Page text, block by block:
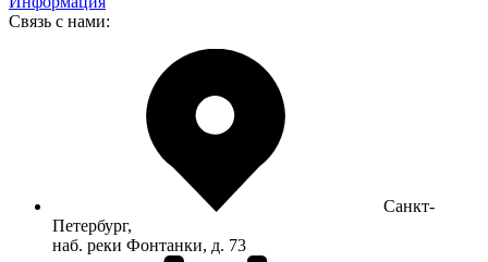
Связь с нами:
Санкт-
Петербург,
наб. реки Фонтанки, д. 73